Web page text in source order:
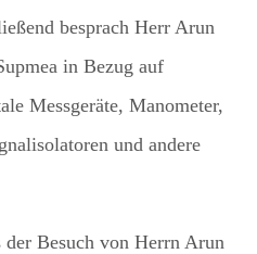
besprach Herr Arun
in Bezug auf
Messgeräte, Manometer,
und andere
der Besuch von Herrn Arun